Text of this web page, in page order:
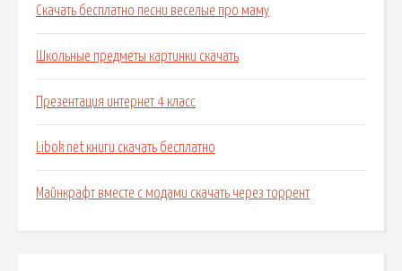
Скачать бесплатно песни веселые про маму
Школьные предметы картинки скачать
Презентация интернет 4 класс
Libok net книги скачать бесплатно
Майнкрафт вместе с модами скачать через торрент